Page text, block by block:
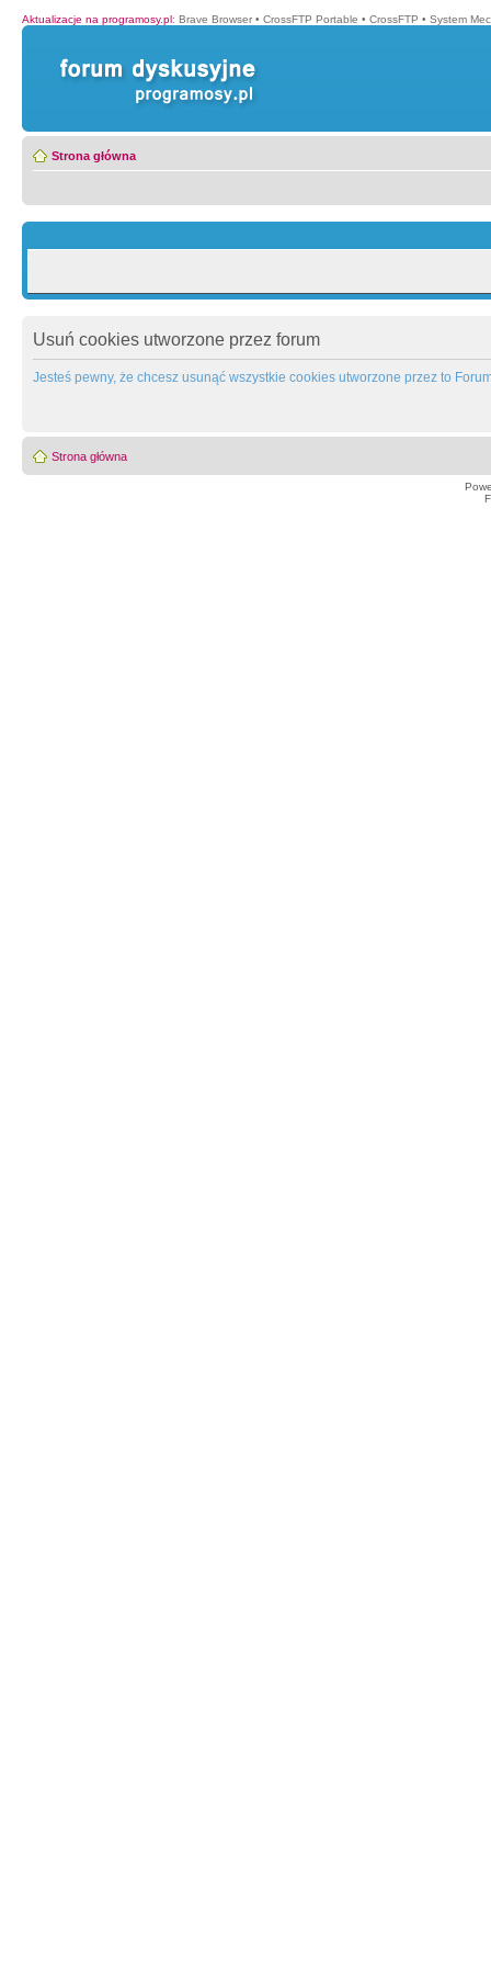
Aktualizacje na programosy.pl: Brave Browser • CrossFTP Portable • CrossFTP • System
Strona główna
Usuń cookies utworzone przez forum
Jesteś pewny, że chcesz usunąć wszystkie cookies utworzone przez to
Strona główna